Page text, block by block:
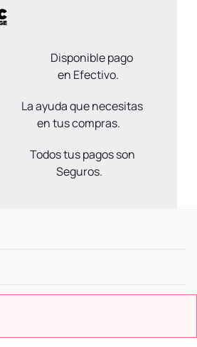
Disponible pago
en Efectivo.
La ayuda que necesitas
en tus compras.
Todos tus pagos son
Seguros.